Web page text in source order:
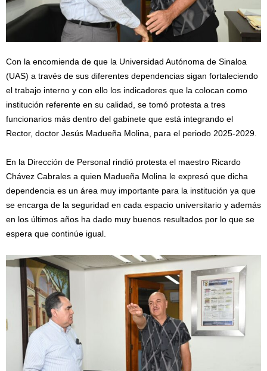
Con la encomienda de que la Universidad Autónoma de Sinaloa
(UAS) a través de sus diferentes dependencias sigan fortaleciendo
el trabajo interno y con ello los indicadores que la colocan como
institución referente en su calidad, se tomó protesta a tres
funcionarios más dentro del gabinete que está integrando el
Rector, doctor Jesús Madueña Molina, para el periodo 2025-2029.
En la Dirección de Personal rindió protesta el maestro Ricardo
Chávez Cabrales a quien Madueña Molina le expresó que dicha
dependencia es un área muy importante para la institución ya que
se encarga de la seguridad en cada espacio universitario y además
en los últimos años ha dado muy buenos resultados por lo que se
espera que continúe igual.